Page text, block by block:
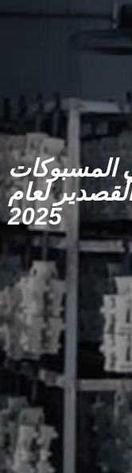
المسبوكات
لعام
2025